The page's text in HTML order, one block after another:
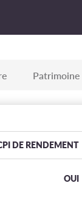
Patrimoine
DE RENDEMENT
OUI